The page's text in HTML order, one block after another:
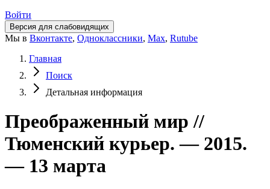
Войти
Версия для слабовидящих
Мы в Вконтакте, Одноклассники, Max, Rutube
Главная
Поиск
Детальная информация
Преображенный мир //
Тюменский курьер. — 2015.
— 13 марта